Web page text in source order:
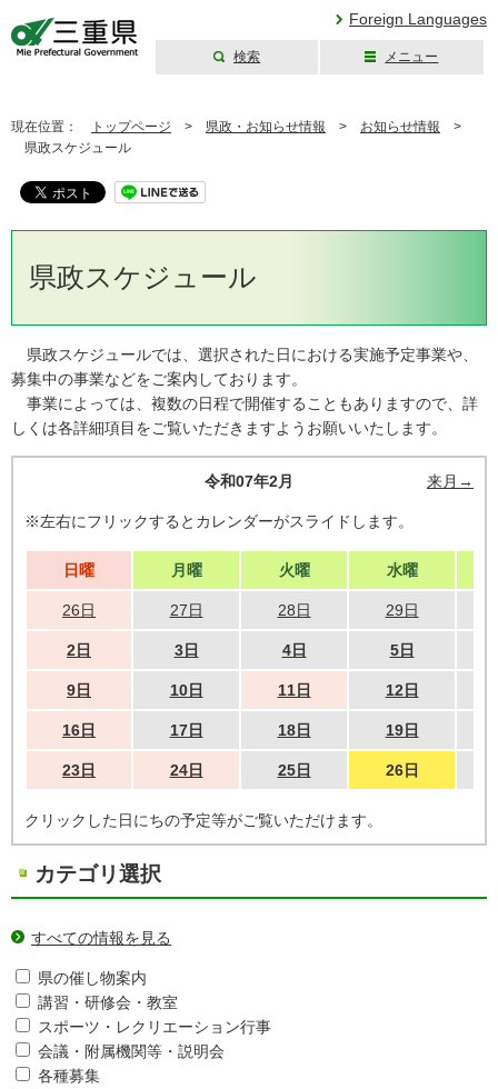
Foreign Languages
検索 メニュー
現在位置： トップページ > 県政・お知らせ情報 > お知らせ情報 >
県政スケジュール
県政スケジュール
県政スケジュールでは、選択された日における実施予定事業や、
募集中の事業などをご案内しております。
事業によっては、複数の日程で開催することもありますので、詳
しくは各詳細項目をご覧いただきますようお願いいたします。
令和07年2月 来月→
※左右にフリックするとカレンダーがスライドします。
日曜 月曜 火曜 水曜
26日 27日 28日 29日
2日 3日 4日 5日
9日 10日 11日 12日
16日 17日 18日 19日
23日 24日 25日 26日
クリックした日にちの予定等がご覧いただけます。
カテゴリ選択
すべての情報を見る
県の催し物案内
講習・研修会・教室
スポーツ・レクリエーション行事
会議・附属機関等・説明会
各種募集